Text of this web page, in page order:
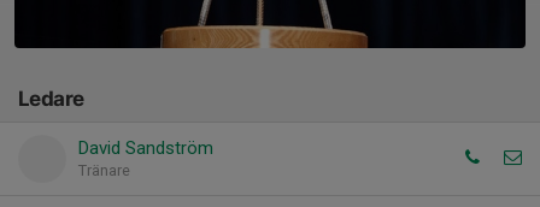
Ledare
David Sandström
Tränare